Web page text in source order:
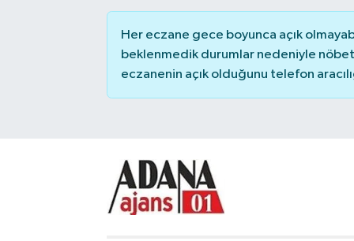
Her eczane gece boyunca açık
beklenmedik durumlar nedeniyle
eczanenin açık olduğunu telefon